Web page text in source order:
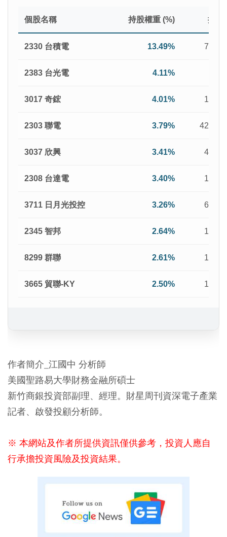
個股名稱 持股權重 (%) 持有
2330 台積電 13.49%
2383 台光電 4.11%
3017 奇鋐 4.01%
2303 聯電 3.79%
3037 欣興 3.41%
2308 台達電 3.40%
3711 日月光投控 3.26%
2345 智邦 2.64%
8299 群聯 2.61%
3665 貿聯-KY 2.50%
作者簡介_江國中 分析師
美國聖路易大學財務金融所碩士
新竹商銀投資部副理、經理。財星周刊資深電子產業
記者、啟發投顧分析師。
※ 本網站及作者所提供資訊僅供參考，投資人應自
行承擔投資風險及投資結果。